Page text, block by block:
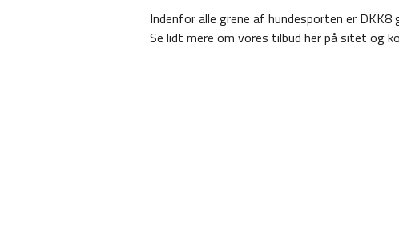
Indenfor alle grene af hundesporten er
Se lidt mere om vores tilbud her på sitet og